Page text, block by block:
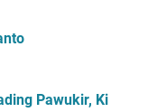
Pawukir, Ki